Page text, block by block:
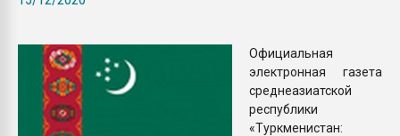
ПЕРЕЙТИ НА
Официальная
электронная газета
среднеазиатской
республики
«Туркменистан: